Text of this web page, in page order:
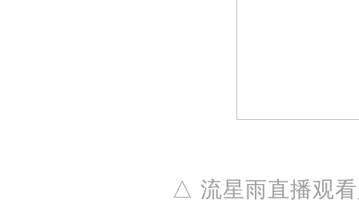
△ 流星雨直播观